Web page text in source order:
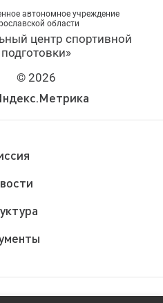
автономное учреждение
области
центр спортивной
подготовки»
© 2026